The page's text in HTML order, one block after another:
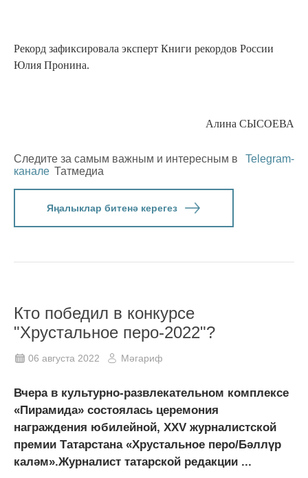
Рекорд зафиксировала эксперт Книги рекордов России
Юлия Пронина.
Алина СЫСОЕВА
Следите за самым важным и интересным в
Telegram-
канале Татмедиа
Яңалыклар битенә керегез
Кто победил в конкурсе
"Хрустальное перо-2022"?
06 августа 2022 Мәгариф
Вчера в культурно-развлекательном комплексе
«Пирамида» состоялась церемония
награждения юбилейной, XXV журналистской
премии Татарстана «Хрустальное перо/Бәллүр
каләм».Журналист татарской редакции ...